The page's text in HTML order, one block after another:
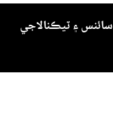
سائنس ۽ ٽيڪنالاجي